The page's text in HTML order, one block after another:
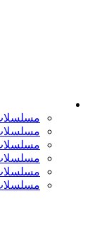
مسلسلات
مسلسلات
مسلسلات
مسلسلات
مسلسلات
مسلسلات